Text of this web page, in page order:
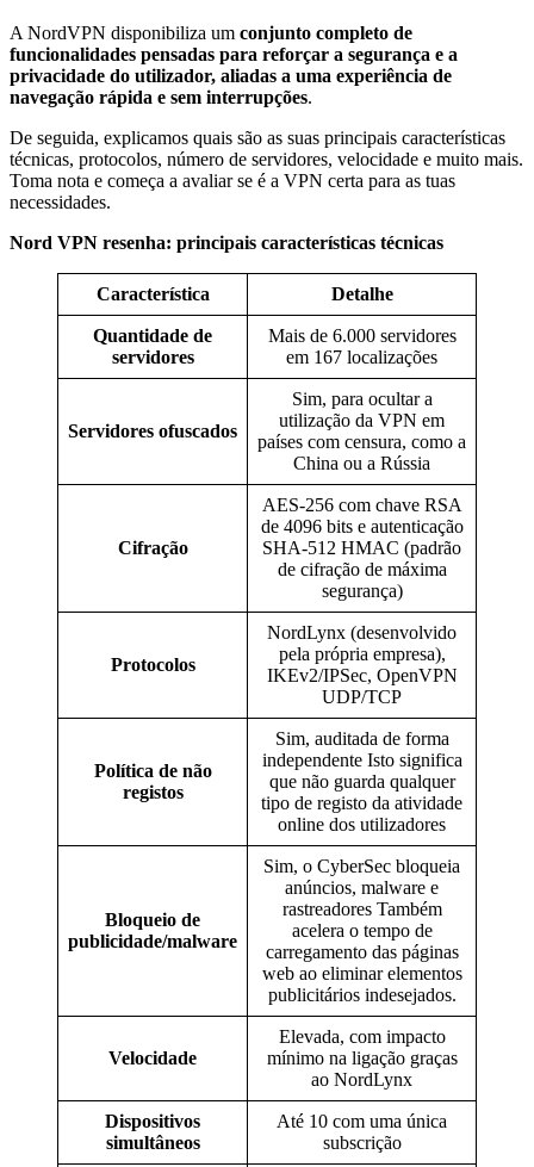
A NordVPN disponibiliza um conjunto completo de
funcionalidades pensadas para reforçar a segurança e a
privacidade do utilizador, aliadas a uma experiência de
navegação rápida e sem interrupções.
De seguida, explicamos quais são as suas principais características
técnicas, protocolos, número de servidores, velocidade e muito mais.
Toma nota e começa a avaliar se é a VPN certa para as tuas
necessidades.
Nord VPN resenha: principais características técnicas
Característica Detalhe
Quantidade de
servidores
Mais de 6.000 servidores
em 167 localizações
Servidores ofuscados
Sim, para ocultar a
utilização da VPN em
países com censura, como a
China ou a Rússia
Cifração
AES-256 com chave RSA
de 4096 bits e autenticação
SHA-512 HMAC (padrão
de cifração de máxima
segurança)
Protocolos
NordLynx (desenvolvido
pela própria empresa),
IKEv2/IPSec, OpenVPN
UDP/TCP
Política de não
registos
Sim, auditada de forma
independente Isto significa
que não guarda qualquer
tipo de registo da atividade
online dos utilizadores
Bloqueio de
publicidade/malware
Sim, o CyberSec bloqueia
anúncios, malware e
rastreadores Também
acelera o tempo de
carregamento das páginas
web ao eliminar elementos
publicitários indesejados.
Velocidade
Elevada, com impacto
mínimo na ligação graças
ao NordLynx
Dispositivos
simultâneos
Até 10 com uma única
subscrição